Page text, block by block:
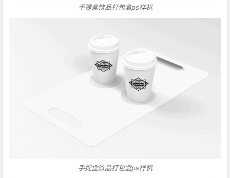
手提盒饮品打包盒ps样机
手提盒饮品打包盒ps样机